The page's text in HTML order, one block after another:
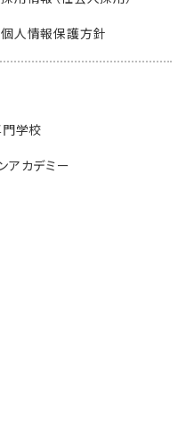
個人情報保護方針
門学校
アカデミー